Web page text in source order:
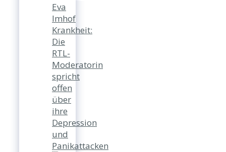
Eva
Imhof
Krankheit:
Die
RTL-
Moderatorin
spricht
offen
über
ihre
Depression
und
Panikattacken